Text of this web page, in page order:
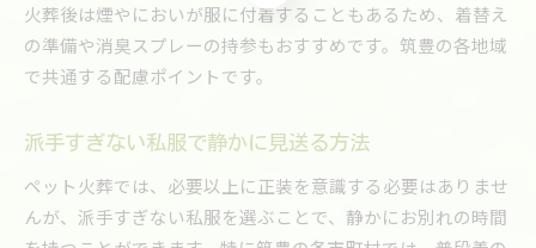
火葬後は煙やにおいが服に付着することもあるため、着替え
の準備や消臭スプレーの持参もおすすめです。筑豊の各地域
で共通する配慮ポイントです。
派手すぎない私服で静かに見送る方法
ペット火葬では、必要以上に正装を意識する必要はありませ
んが、派手すぎない私服を選ぶことで、静かにお別れの時間